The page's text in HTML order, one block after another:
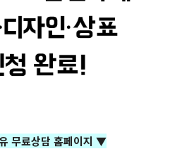
무료상담 홈페이지 ▼